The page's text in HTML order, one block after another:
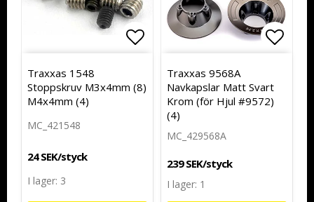
Lägg till i favoritlistan
Traxxas 1548
Stoppskruv M3x4mm (8)
M4x4mm (4)
MC_421548
24 SEK/styck
I lager: 3
Traxxas 9568A
Navkapslar Matt Svart
Krom (för Hjul #9572)
(4)
MC_429568A
239 SEK/styck
I lager: 1